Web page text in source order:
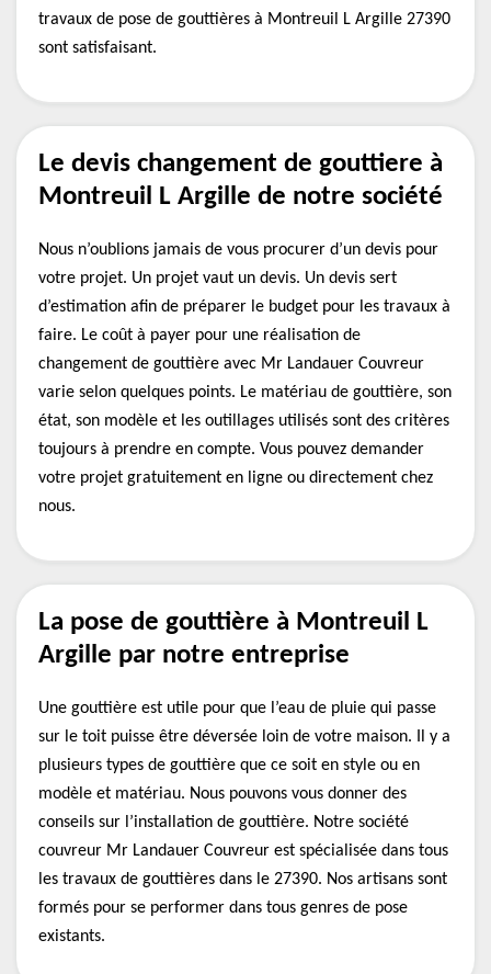
travaux de pose de gouttières à Montreuil L Argille 27390
sont satisfaisant.
Le devis changement de gouttiere à
Montreuil L Argille de notre société
Nous n’oublions jamais de vous procurer d’un devis pour
votre projet. Un projet vaut un devis. Un devis sert
d’estimation afin de préparer le budget pour les travaux à
faire. Le coût à payer pour une réalisation de
changement de gouttière avec Mr Landauer Couvreur
varie selon quelques points. Le matériau de gouttière, son
état, son modèle et les outillages utilisés sont des critères
toujours à prendre en compte. Vous pouvez demander
votre projet gratuitement en ligne ou directement chez
nous.
La pose de gouttière à Montreuil L
Argille par notre entreprise
Une gouttière est utile pour que l’eau de pluie qui passe
sur le toit puisse être déversée loin de votre maison. Il y a
plusieurs types de gouttière que ce soit en style ou en
modèle et matériau. Nous pouvons vous donner des
conseils sur l’installation de gouttière. Notre société
couvreur Mr Landauer Couvreur est spécialisée dans tous
les travaux de gouttières dans le 27390. Nos artisans sont
formés pour se performer dans tous genres de pose
existants.